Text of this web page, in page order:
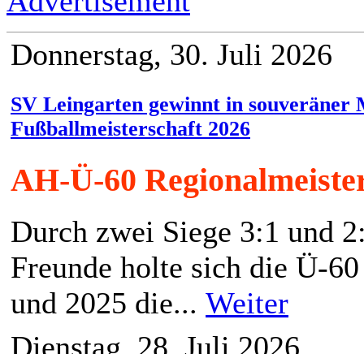
Donnerstag, 30. Juli 2026
SV Leingarten gewinnt in souveräner
Fußballmeisterschaft 2026
AH-Ü-60
Durch zwei Siege 3:1 und
Freunde holte sich die Ü-
und 2025 die... Weiter
Dienstag, 28. Juli 2026